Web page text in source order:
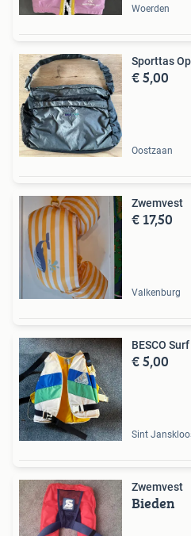
Woerden
Sporttas
€ 5,00
Oostzaan
Zwemvest
€ 17,50
Valkenburg
BESCO
€ 5,00
Sint
Zwemvest
Bieden